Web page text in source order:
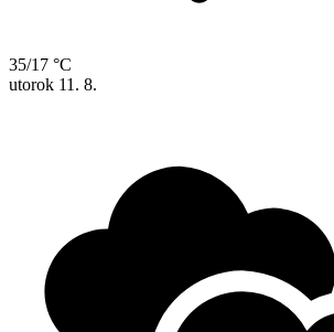
35/17 °C
utorok 11. 8.